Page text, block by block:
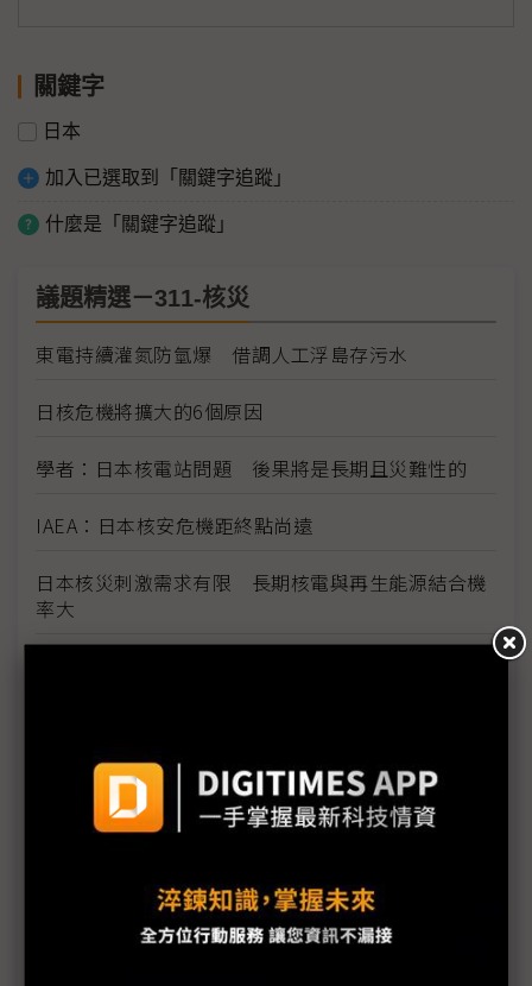
關鍵字
日本
加入已選取到「關鍵字追蹤」
什麼是「關鍵字追蹤」
議題精選－311-核災
東電持續灌氮防氫爆 借調人工浮島存污水
日核危機將擴大的6個原因
學者：日本核電站問題 後果將是長期且災難性的
IAEA：日本核安危機距終點尚遠
日本核災刺激需求有限 長期核電與再生能源結合機
率大
福島第1核電廠附近海水輻射物質嚴重超標
福島核電廠危機對世界的啟示
日本核災變未來影響難估 對全球經濟前景不宜太過